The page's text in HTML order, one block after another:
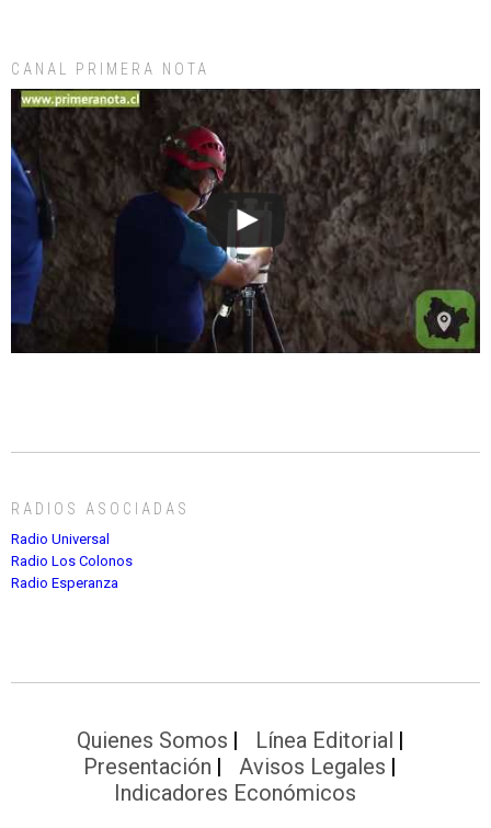
CANAL PRIMERA NOTA
RADIOS ASOCIADAS
Radio Universal
Radio Los Colonos
Radio Esperanza
Quienes Somos
Línea Editorial
Presentación
Avisos Legales
Indicadores Económicos